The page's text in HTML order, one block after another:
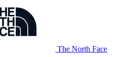
The North Face